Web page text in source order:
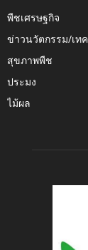
พืชเศรษฐกิจ
ข่าวนวัตกรรม/เท
สุขภาพพืช
ประมง
ไม้ผล